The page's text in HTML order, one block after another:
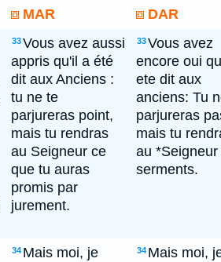
MAR DAR
33Vous avez aussi
appris qu'il a été
dit aux Anciens :
tu ne te
parjureras point,
mais tu rendras
au Seigneur ce
que tu auras
promis par
jurement.
33Vous avez
encore oui
ete dit aux
anciens: Tu
parjureras
mais tu
au *Seigneur
serments.
34 Mais moi, je
34 Mais moi,